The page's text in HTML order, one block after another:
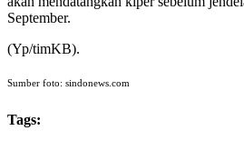
September.
(Yp/timKB).
Sumber foto: sindonews.com
Tags: